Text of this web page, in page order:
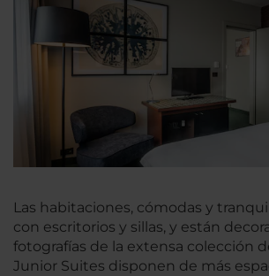
Las habitaciones, cómodas y
con escritorios y sillas, y están
fotografías de la extensa colección
Junior Suites disponen de más